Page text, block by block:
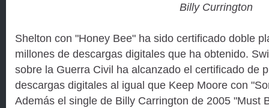
Billy Currington
Shelton con "Honey Bee" ha sido certificado doble
millones de descargas digitales que ha obtenido.
sobre la Guerra Civil ha alcanzado el certificado de
descargas digitales al igual que Keep Moore con
Además el single de Billy Carrington de 2005 "Must